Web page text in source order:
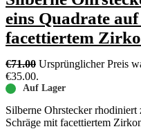
eins Quadrate
facettiertem
€71.00 Ursprünglicher Preis
€35.00.
Auf Lager
Silberne Ohrstecker
Schräge mit facettiertem